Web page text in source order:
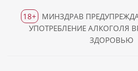
18+
МИНЗДРАВ
УПОТРЕБЛЕНИЕ АЛКОГОЛЯ
ЗДОРОВЬЮ